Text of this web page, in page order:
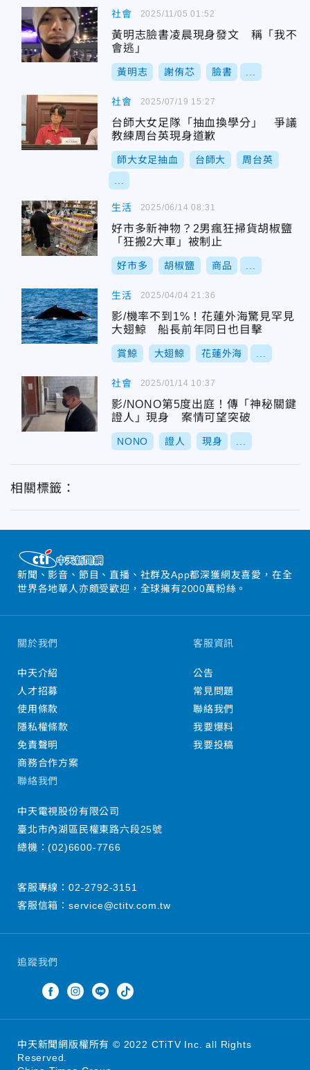
社會
黃明志臉書凌晨現身發文 稱「我不
會逃」
黃明志 謝侑芯 臉書
2025/11/05 01:52
社會
台師大女足隊「抽血換學分」 爭議
教練周台英現身道歉
師大女足抽血 台師大 周台英
2025/07/19 15:27
生活
好市多新神物？2男瘋狂掃貨胡椒鹽
「狂搬2大車」被制止
好市多 胡椒鹽 商品
2025/06/14 08:31
生活
影/機率不到1%！花蓮外海驚見罕見
大翅鯨 船長前年同日也目擊
賞鯨 大翅鯨 花蓮外海
2025/04/04 21:36
社會
影/NONO第5度出庭！傳「神秘關鍵
證人」現身 案情可望突破
NONO 證人 現身
2025/01/14 10:37
相關標籤：
新聞、影音、節目、直播、社群及App都深獲網友喜愛，在全
世界各地華人亦頗受歡迎，全球擁有2000萬粉絲。
追蹤我們
關於我們
中天介紹
人才招募
使用條款
隱私權條款
免責聲明
商務合作方案
客服資訊
公告
常見問題
聯絡我們
我要爆料
我要投稿
聯絡我們
中天電視股份有限公司
臺北市內湖區民權東路六段25號
總機：(02)6600-7766
客服專線： 02-2792-3151
客服信箱： service@ctitv.com.tw
中天新聞網版權所有 © 2022 CTiTV Inc. all Rights
Reserved.